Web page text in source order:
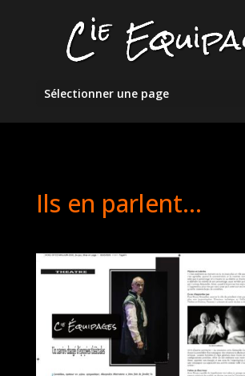
Sélectionner une page
Ils en parlent…